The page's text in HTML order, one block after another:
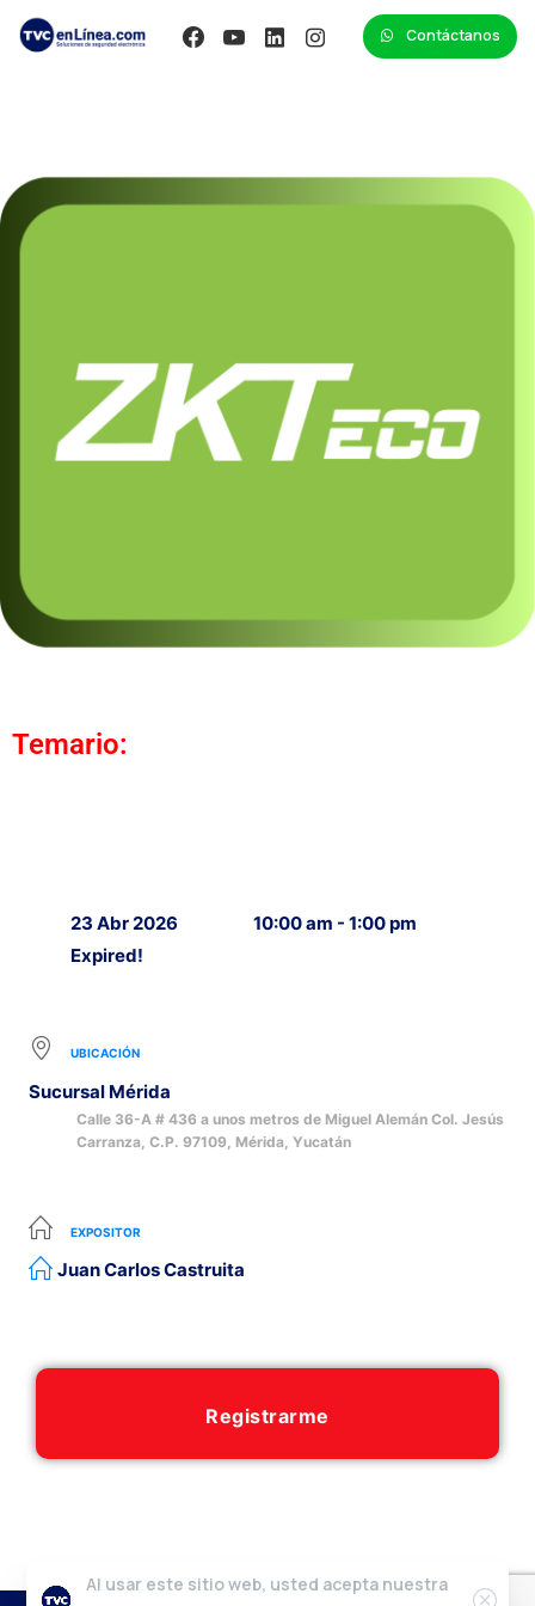
Contáctanos
Temario:
23 Abr 2026
Expired!
10:00 am - 1:00 pm
UBICACIÓN
Sucursal Mérida
Calle 36-A # 436 a unos metros de Miguel Alemán Col. Jesús
Carranza, C.P. 97109, Mérida, Yucatán
EXPOSITOR
Juan Carlos Castruita
Registrarme
Al usar este sitio web, usted acepta nuestra